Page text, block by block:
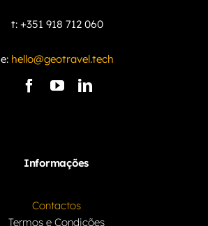
t: +351 918 712 060
e: hello@geotravel.tech
Informações
Contactos
Termos e Condições